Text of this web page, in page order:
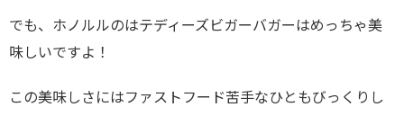
でも、ホノルルのはテディーズビガーバガーはめっちゃ美
味しいですよ！
この美味しさにはファストフード苦手なひともびっくりし